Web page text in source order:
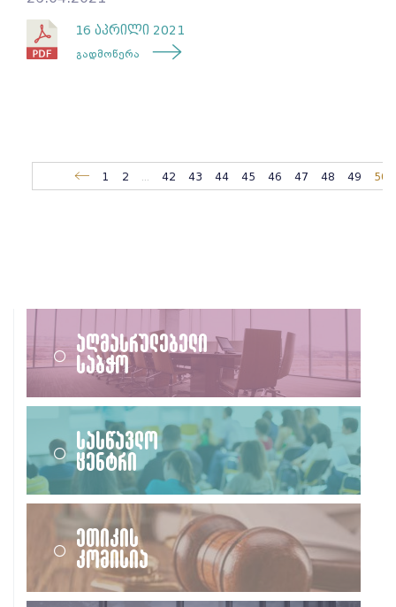
16 აპრილი 2021
გადმოწერა
1 2 42 43 44 45 46 47 48 49 50
აღმასრულებელი
საბჭო
სასწავლო
ცენტრი
ეთიკის
კომისია